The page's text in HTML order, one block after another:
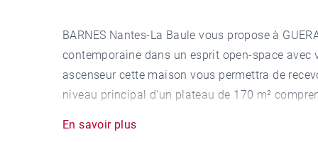
BARNES Nantes-La Baule vous propose à
contemporaine dans un esprit open-space avec
ascenseur cette maison vous permettra de
niveau principal d'un plateau de 170 m²
par une superbe terrasse d'environ 80 m²
En savoir plus